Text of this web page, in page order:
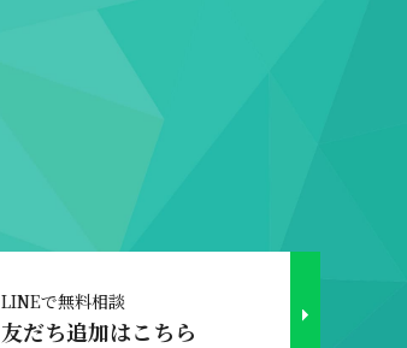
LINEで無料相談
友だち追加はこちら